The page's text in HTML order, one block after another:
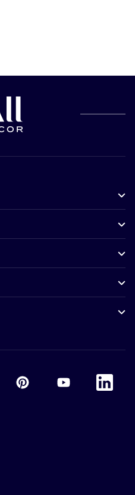
Accor Youtube
Accor